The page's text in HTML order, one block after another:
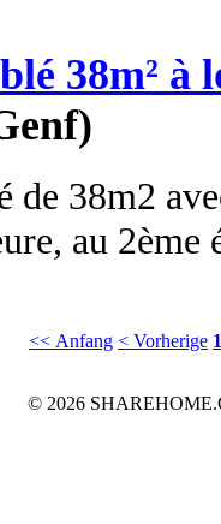
38m² à
de 38m2
au 2ème
<< Anfang < Vorherige 1
© 2026